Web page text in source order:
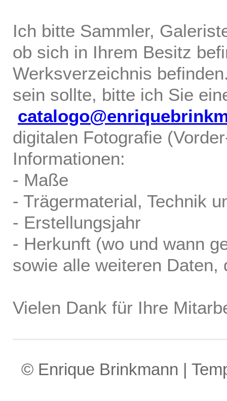
Ich bitte Sammler,
ob sich in Ihrem Besitz
Werksverzeichnis
sein sollte, bitte ich Sie
digitalen Fotografie
Informationen:
- Maße
- Trägermaterial, Technik
- Erstellungsjahr
- Herkunft (wo und wann
sowie alle weiteren
Vielen Dank für Ihre
© Enrique Brinkmann |